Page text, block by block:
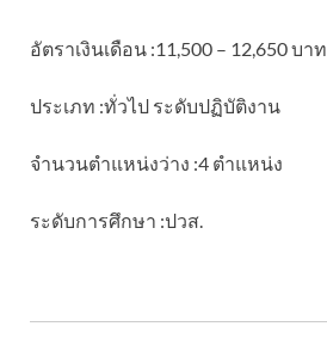
อัตราเงินเดือน :11,500 – 12,650 บาท
ประเภท :ทั่วไป ระดับปฏิบัติงาน
จำนวนตำแหน่งว่าง :4 ตำแหน่ง
ระดับการศึกษา :ปวส.